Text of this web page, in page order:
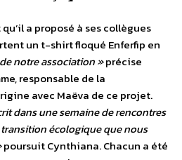
a proposé à ses collègues
un t-shirt floqué Enferfip en
notre association »précise
responsable de la
avec Maëva de ce projet.
dans une semaine de rencontres
écologique que nous
poursuit Cynthiana. Chacun a été